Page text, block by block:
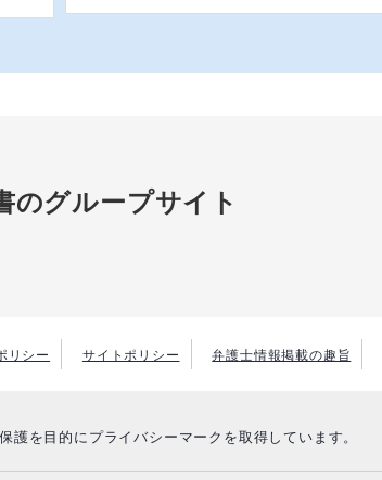
のグループサイト
リシー サイトポリシー 弁護士情報掲載の趣旨
護を目的にプライバシーマークを取得しています。